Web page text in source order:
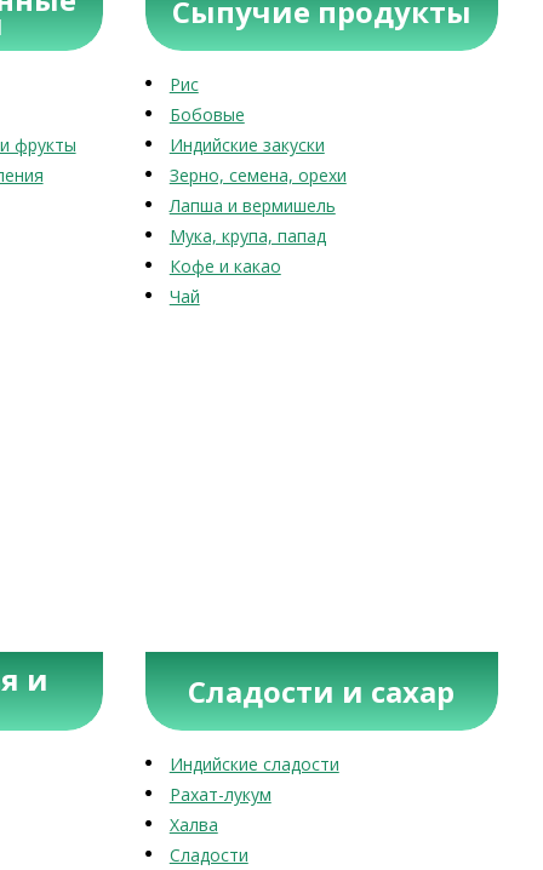
фрукты
Сыпучие продукты
Рис
Бобовые
Индийские закуски
Зерно, семена, орехи
Лапша и вермишель
Мука, крупа, папад
Кофе и какао
Чай
и Сладости и сахар
Индийские сладости
Рахат-лукум
Халва
Сладости